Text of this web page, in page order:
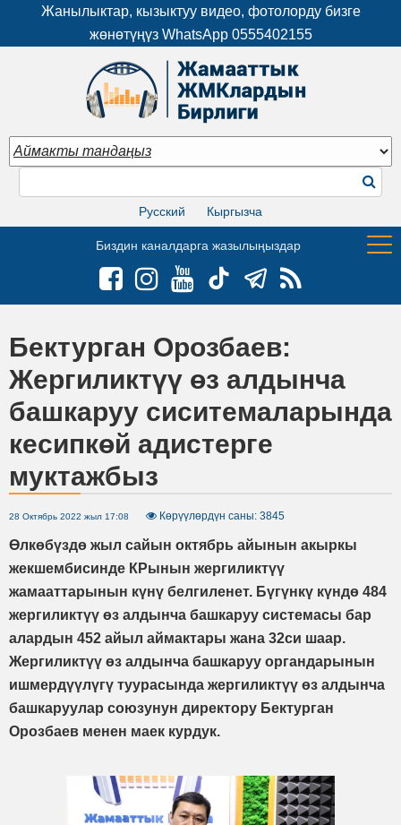
Жанылыктар, кызыктуу видео, фотолорду бизге
жөнөтүңүз WhatsApp 0555402155
Русский Кыргызча
Биздин каналдарга жазылыңыздар
Бектурган Орозбаев:
Жергиликтүү өз алдынча
башкаруу сиситемаларында
кесипкөй адистерге
муктажбыз
28 Октябрь 2022 жыл 17:08 Көрүүлөрдүн саны: 3845
Өлкөбүздө жыл сайын октябрь айынын акыркы
жекшембисинде КРынын жергиликтүү
жамааттарынын күнү белгиленет. Бүгүнкү күндө 484
жергиликтүү өз алдынча башкаруу системасы бар
алардын 452 айыл аймактары жана 32си шаар.
Жергиликтүү өз алдынча башкаруу органдарынын
ишмердүүлүгү туурасында жергиликтүү өз алдынча
башкаруулар союзунун директору Бектурган
Орозбаев менен маек курдук.